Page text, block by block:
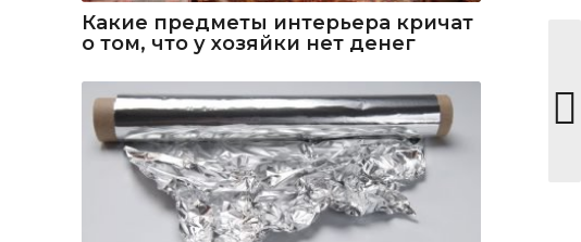
Какие предметы интерьера кричат
о том, что у хозяйки нет денег